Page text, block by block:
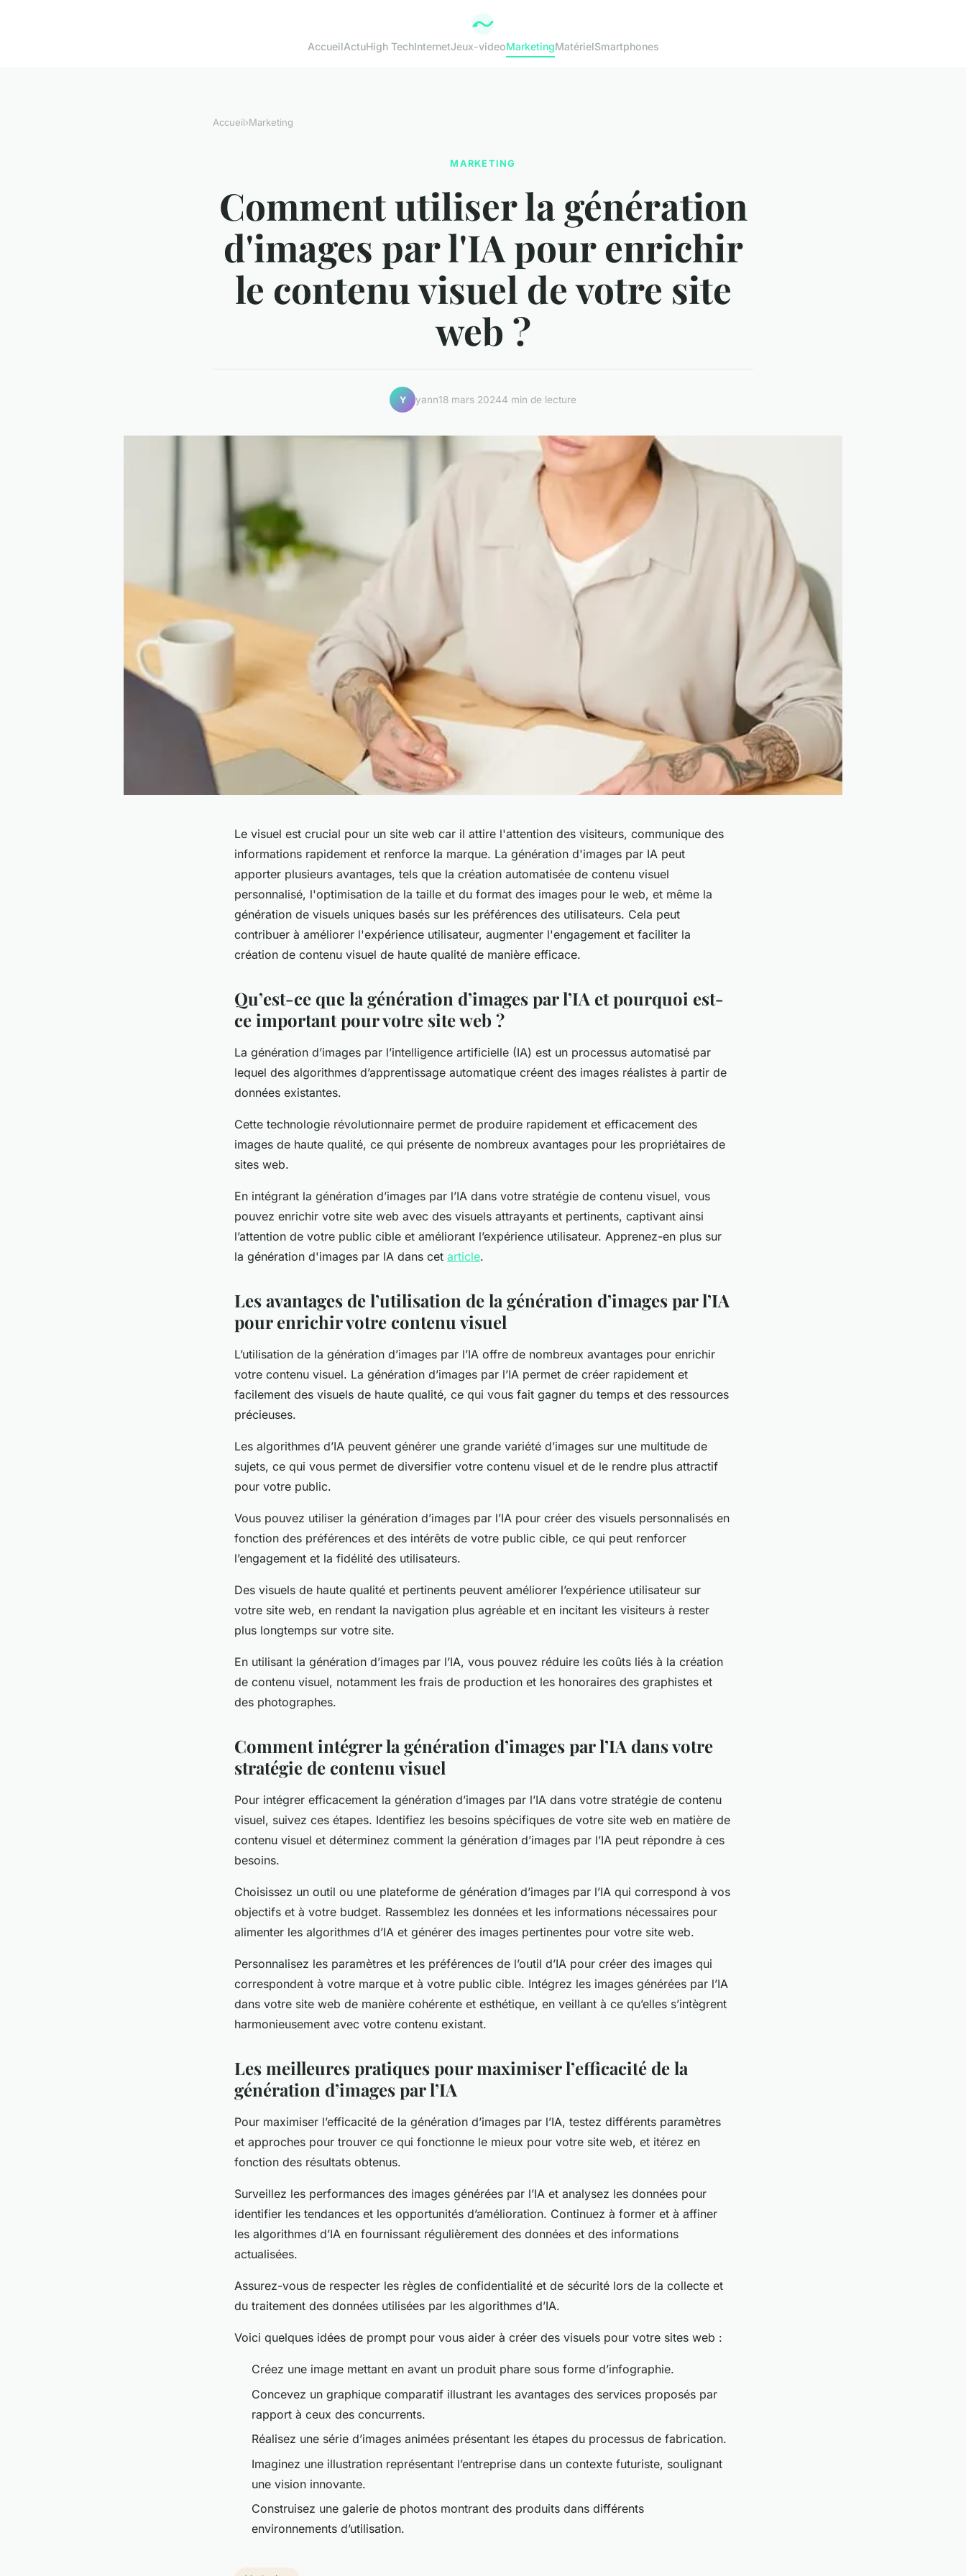
AccueilActuHigh TechInternetJeux-videoMarketingMatérielSmartphones
Accueil›Marketing
MARKETING
Comment utiliser la génération
d'images par l'IA pour enrichir
le contenu visuel de votre site
web ?
Y yann18 mars 20244 min de lecture
Le visuel est crucial pour un site web car il attire l'attention des visiteurs, communique des
informations rapidement et renforce la marque. La génération d'images par IA peut
apporter plusieurs avantages, tels que la création automatisée de contenu visuel
personnalisé, l'optimisation de la taille et du format des images pour le web, et même la
génération de visuels uniques basés sur les préférences des utilisateurs. Cela peut
contribuer à améliorer l'expérience utilisateur, augmenter l'engagement et faciliter la
création de contenu visuel de haute qualité de manière efficace.
Qu’est-ce que la génération d’images par l’IA et pourquoi est-
ce important pour votre site web ?
La génération d’images par l’intelligence artificielle (IA) est un processus automatisé par
lequel des algorithmes d’apprentissage automatique créent des images réalistes à partir de
données existantes.
Cette technologie révolutionnaire permet de produire rapidement et efficacement des
images de haute qualité, ce qui présente de nombreux avantages pour les propriétaires de
sites web.
En intégrant la génération d’images par l’IA dans votre stratégie de contenu visuel, vous
pouvez enrichir votre site web avec des visuels attrayants et pertinents, captivant ainsi
l’attention de votre public cible et améliorant l’expérience utilisateur. Apprenez-en plus sur
la génération d'images par IA dans cet article.
Les avantages de l’utilisation de la génération d’images par l’IA
pour enrichir votre contenu visuel
L’utilisation de la génération d’images par l’IA offre de nombreux avantages pour enrichir
votre contenu visuel. La génération d’images par l’IA permet de créer rapidement et
facilement des visuels de haute qualité, ce qui vous fait gagner du temps et des ressources
précieuses.
Les algorithmes d’IA peuvent générer une grande variété d’images sur une multitude de
sujets, ce qui vous permet de diversifier votre contenu visuel et de le rendre plus attractif
pour votre public.
Vous pouvez utiliser la génération d’images par l’IA pour créer des visuels personnalisés en
fonction des préférences et des intérêts de votre public cible, ce qui peut renforcer
l’engagement et la fidélité des utilisateurs.
Des visuels de haute qualité et pertinents peuvent améliorer l’expérience utilisateur sur
votre site web, en rendant la navigation plus agréable et en incitant les visiteurs à rester
plus longtemps sur votre site.
En utilisant la génération d’images par l’IA, vous pouvez réduire les coûts liés à la création
de contenu visuel, notamment les frais de production et les honoraires des graphistes et
des photographes.
Comment intégrer la génération d’images par l’IA dans votre
stratégie de contenu visuel
Pour intégrer efficacement la génération d’images par l’IA dans votre stratégie de contenu
visuel, suivez ces étapes. Identifiez les besoins spécifiques de votre site web en matière de
contenu visuel et déterminez comment la génération d’images par l’IA peut répondre à ces
besoins.
Choisissez un outil ou une plateforme de génération d’images par l’IA qui correspond à vos
objectifs et à votre budget. Rassemblez les données et les informations nécessaires pour
alimenter les algorithmes d’IA et générer des images pertinentes pour votre site web.
Personnalisez les paramètres et les préférences de l’outil d’IA pour créer des images qui
correspondent à votre marque et à votre public cible. Intégrez les images générées par l’IA
dans votre site web de manière cohérente et esthétique, en veillant à ce qu’elles s’intègrent
harmonieusement avec votre contenu existant.
Les meilleures pratiques pour maximiser l’efficacité de la
génération d’images par l’IA
Pour maximiser l’efficacité de la génération d’images par l’IA, testez différents paramètres
et approches pour trouver ce qui fonctionne le mieux pour votre site web, et itérez en
fonction des résultats obtenus.
Surveillez les performances des images générées par l’IA et analysez les données pour
identifier les tendances et les opportunités d’amélioration. Continuez à former et à affiner
les algorithmes d’IA en fournissant régulièrement des données et des informations
actualisées.
Assurez-vous de respecter les règles de confidentialité et de sécurité lors de la collecte et
du traitement des données utilisées par les algorithmes d’IA.
Voici quelques idées de prompt pour vous aider à créer des visuels pour votre sites web :
Créez une image mettant en avant un produit phare sous forme d’infographie.
Concevez un graphique comparatif illustrant les avantages des services proposés par
rapport à ceux des concurrents.
Réalisez une série d’images animées présentant les étapes du processus de fabrication.
Imaginez une illustration représentant l’entreprise dans un contexte futuriste, soulignant
une vision innovante.
Construisez une galerie de photos montrant des produits dans différents
environnements d’utilisation.